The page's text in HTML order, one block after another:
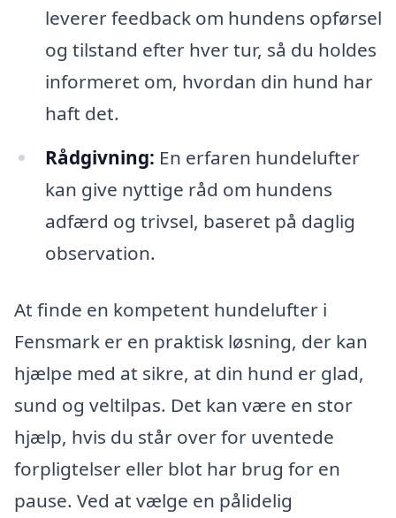
leverer feedback om hundens opførsel
og tilstand efter hver tur, så du holdes
informeret om, hvordan din hund har
haft det.
Rådgivning: En erfaren hundelufter
kan give nyttige råd om hundens
adfærd og trivsel, baseret på daglig
observation.
At finde en kompetent hundelufter i
Fensmark er en praktisk løsning, der kan
hjælpe med at sikre, at din hund er glad,
sund og veltilpas. Det kan være en stor
hjælp, hvis du står over for uventede
forpligtelser eller blot har brug for en
pause. Ved at vælge en pålidelig